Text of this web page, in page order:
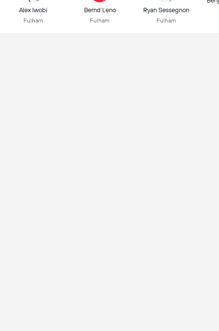
Alex Iwobi
Fulham
Bernd Leno
Fulham
Ryan Sessegnon
Fulham